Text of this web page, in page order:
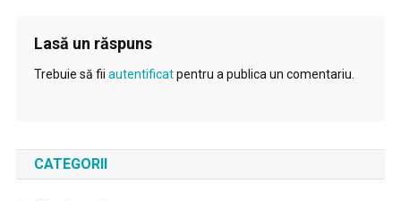
Lasă un răspuns
Trebuie să fii autentificatpentru a publica un comentariu.
CATEGORII